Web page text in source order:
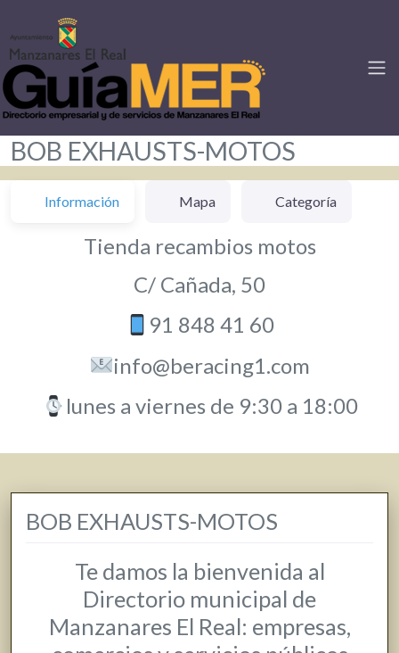
BOB EXHAUSTS-MOTOS
Información Mapa Categoría
Tienda recambios motos
C/ Cañada, 50
91 848 41 60
info@beracing1.com
lunes a viernes de 9:30 a 18:00
BOB EXHAUSTS-MOTOS
Te damos la bienvenida al
Directorio municipal de
Manzanares El Real: empresas,